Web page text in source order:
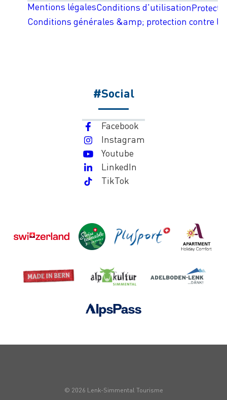
Mentions légalesConditions d'utilisation
Conditions générales &amp; protection contre
#Social
Facebook
Instagram
Youtube
LinkedIn
TikTok
© 2026 Lenk-Simmental Tourisme